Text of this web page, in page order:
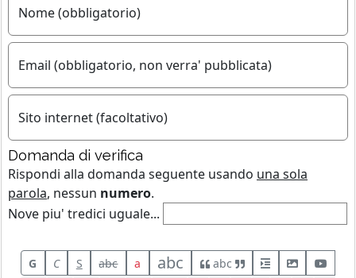
Nome (obbligatorio)
Email (obbligatorio, non verra' pubblicata)
Sito internet (facoltativo)
Domanda di verifica
Rispondi alla domanda seguente usando una sola
parola, nessun numero.
Nove piu' tredici uguale...
G C S abc a abc
abc